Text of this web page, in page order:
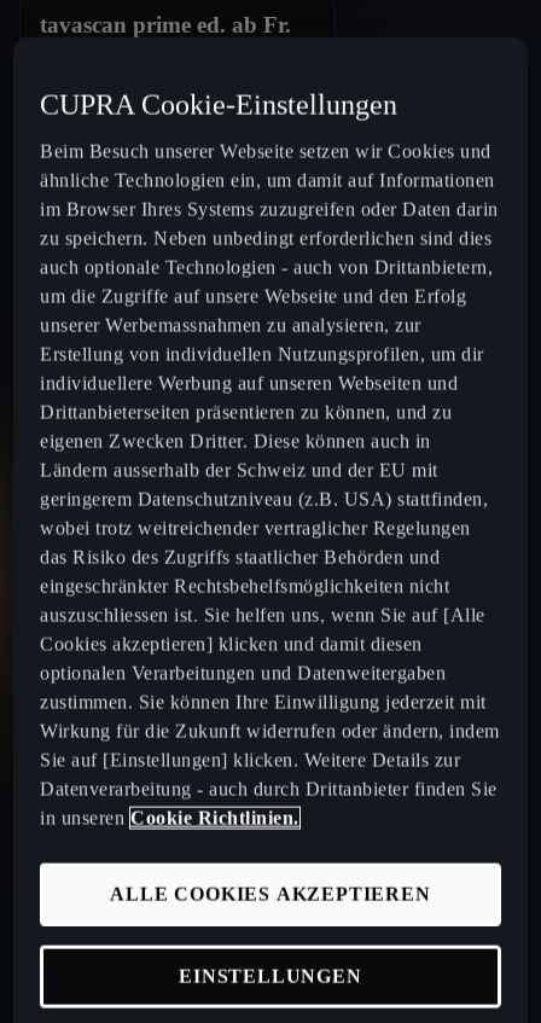
tavascan prime ed. ab Fr.
formentor prime ed. ab Fr.
299.-/Mt.⁶
terramar prime ed. ab Fr.
329.-/Mt.⁷
leon prime ed. ab Fr.
319.-/Mt.⁸
CUPRA Cookie-Einstellungen
Beim Besuch unserer Webseite setzen wir Cookies und
ähnliche Technologien ein, um damit auf Informationen
im Browser Ihres Systems zuzugreifen oder Daten darin
zu speichern. Neben unbedingt erforderlichen sind dies
auch optionale Technologien - auch von Drittanbietern,
um die Zugriffe auf unsere Webseite und den Erfolg
unserer Werbemassnahmen zu analysieren, zur
Erstellung von individuellen Nutzungsprofilen, um dir
individuellere Werbung auf unseren Webseiten und
Drittanbieterseiten präsentieren zu können, und zu
eigenen Zwecken Dritter. Diese können auch in
Ländern ausserhalb der Schweiz und der EU mit
geringerem Datenschutzniveau (z.B. USA) stattfinden,
wobei trotz weitreichender vertraglicher Regelungen
das Risiko des Zugriffs staatlicher Behörden und
eingeschränkter Rechtsbehelfsmöglichkeiten nicht
auszuschliessen ist. Sie helfen uns, wenn Sie auf [Alle
Cookies akzeptieren] klicken und damit diesen
optionalen Verarbeitungen und Datenweitergaben
zustimmen. Sie können Ihre Einwilligung jederzeit mit
Wirkung für die Zukunft widerrufen oder ändern, indem
Sie auf [Einstellungen] klicken. Weitere Details zur
Datenverarbeitung - auch durch Drittanbieter finden Sie
in unseren Cookie Richtlinien.
ALLE COOKIES AKZEPTIEREN
EINSTELLUNGEN